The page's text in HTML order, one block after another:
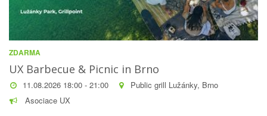
ZDARMA
UX Barbecue & Picnic in Brno
11.08.2026 18:00 - 21:00
Public grill Lužánky, Brno
Asociace UX